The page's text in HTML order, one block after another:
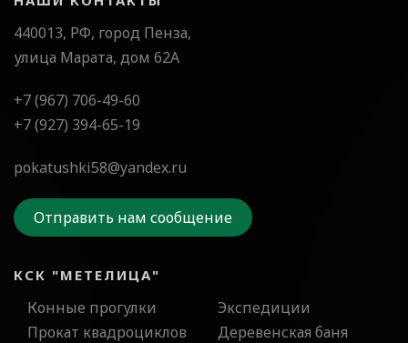
440013, РФ, город Пенза,
улица Марата, дом 62А
+7 (967) 706-49-60
+7 (927) 394-65-19
pokatushki58@yandex.ru
Отправить нам сообщение
КСК "МЕТЕЛИЦА"
Конные прогулки
Прокат квадроциклов
Экспедиции
Деревенская баня